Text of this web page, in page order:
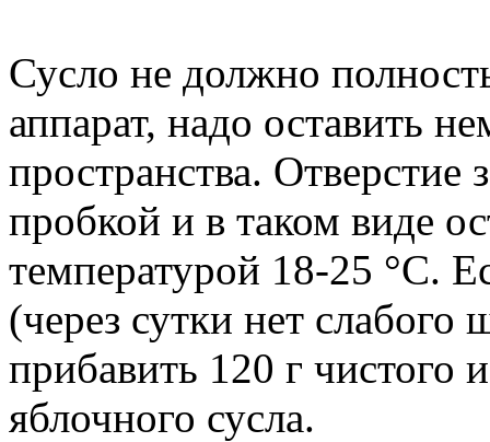
Сусло не должно
аппарат, надо оставить
пространства. Отверстие
пробкой и в таком виде
температурой 18-25 °C.
(через сутки нет
прибавить 120 г чистого
яблочного сусла.